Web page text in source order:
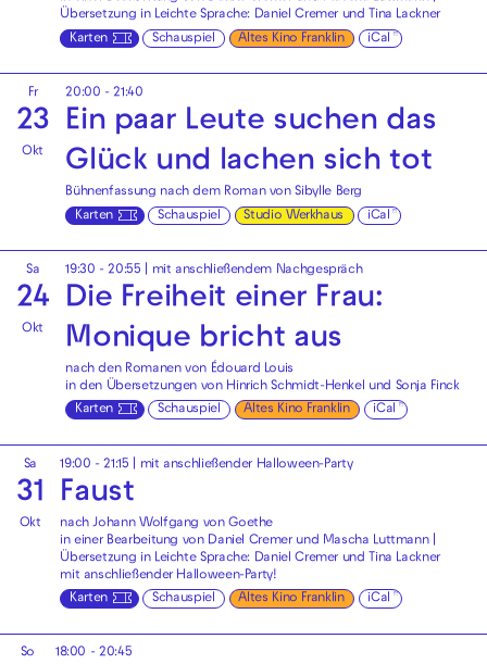
Übersetzung in Leichte Sprache: Daniel Cremer und Tina Lackner
Karten
Schauspiel Altes Kino Franklin iCal
Fr
23
Okt
20:00 - 21:40
Ein paar Leute suchen das
Glück und lachen sich tot
Bühnenfassung nach dem Roman von Sibylle Berg
Karten
Schauspiel Studio Werkhaus iCal
Sa
24
Okt
19:30 - 20:55 | mit anschließendem Nachgespräch
Die Freiheit einer Frau:
Monique bricht aus
nach den Romanen von Édouard Louis
in den Übersetzungen von Hinrich Schmidt-Henkel und Sonja Finck
Karten
Schauspiel Altes Kino Franklin iCal
Sa
31
Okt
19:00 - 21:15 | mit anschließender Halloween-Party
Faust
nach Johann Wolfgang von Goethe
in einer Bearbeitung von Daniel Cremer und Mascha Luttmann |
Übersetzung in Leichte Sprache: Daniel Cremer und Tina Lackner
mit anschließender Halloween-Party!
Karten
Schauspiel Altes Kino Franklin iCal
So 18:00 - 20:45